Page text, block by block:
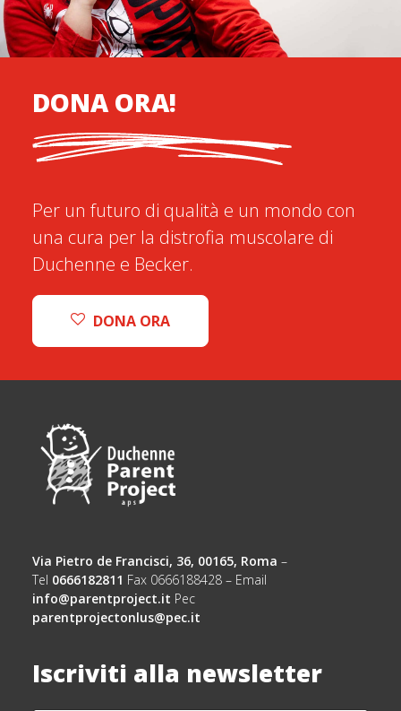
DONA ORA!
Per un futuro di qualità e un mondo con
una cura per la distrofia muscolare di
Duchenne e Becker.
DONA ORA
Via Pietro de Francisci, 36, 00165, Roma –
Tel 0666182811 Fax 0666188428 – Email
info@parentproject.it Pec
parentprojectonlus@pec.it
Iscriviti alla newsletter